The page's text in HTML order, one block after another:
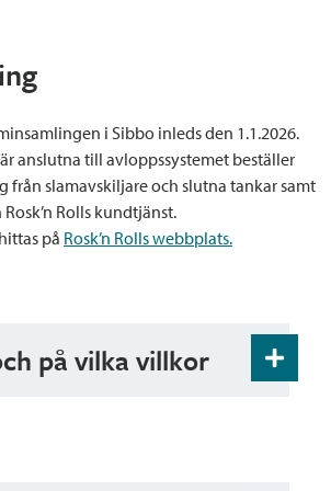
i Sibbo inleds den 1.1.2026.
anslutna till avloppssystemet beställer
från slamavskiljare och slutna tankar samt
Rolls kundtjänst.
på Rosk’n Rolls webbplats.
på vilka villkor